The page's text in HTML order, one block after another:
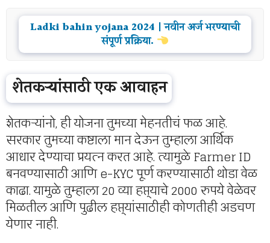
Ladki bahin yojana 2024 | नवीन अर्ज भरण्याची
संपूर्ण प्रक्रिया.
शेतकऱ्यांसाठी एक आवाहन
शेतकऱ्यांनो, ही योजना तुमच्या मेहनतीचं फळ आहे.
सरकार तुमच्या कष्टाला मान देऊन तुम्हाला आर्थिक
आधार देण्याचा प्रयत्न करत आहे. त्यामुळे Farmer ID
बनवण्यासाठी आणि e-KYC पूर्ण करण्यासाठी थोडा वेळ
काढा. यामुळे तुम्हाला 20 व्या हप्त्याचे 2000 रुपये वेळेवर
मिळतील आणि पुढील हप्त्यांसाठीही कोणतीही अडचण
येणार नाही.